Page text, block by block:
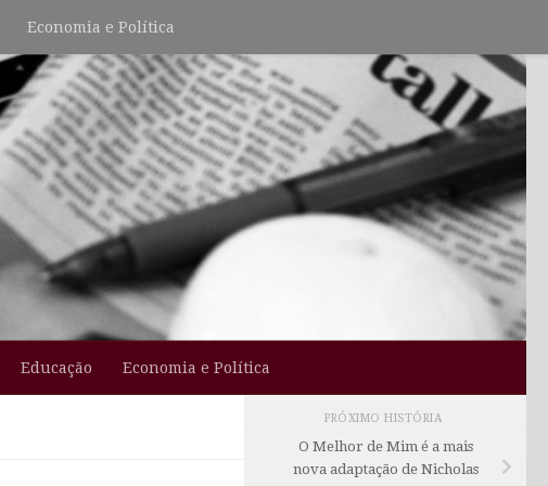
Economia e Política
Educação Economia e Política
PRÓXIMO HISTÓRIA
O Melhor de Mim é a mais
nova adaptação de Nicholas